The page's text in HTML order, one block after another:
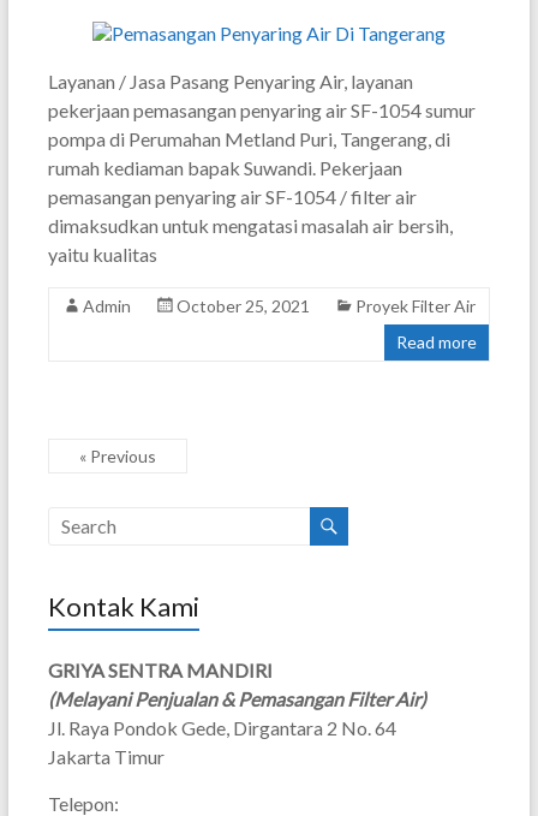
Layanan / Jasa Pasang Penyaring Air, layanan
pekerjaan pemasangan penyaring air SF-1054 sumur
pompa di Perumahan Metland Puri, Tangerang, di
rumah kediaman bapak Suwandi. Pekerjaan
pemasangan penyaring air SF-1054 / filter air
dimaksudkan untuk mengatasi masalah air bersih,
yaitu kualitas
Admin October 25, 2021
Proyek Filter Air
Read more
« Previous
Kontak Kami
GRIYA SENTRA MANDIRI
(Melayani Penjualan & Pemasangan Filter Air)
Jl. Raya Pondok Gede, Dirgantara 2 No. 64
Jakarta Timur
Telepon: